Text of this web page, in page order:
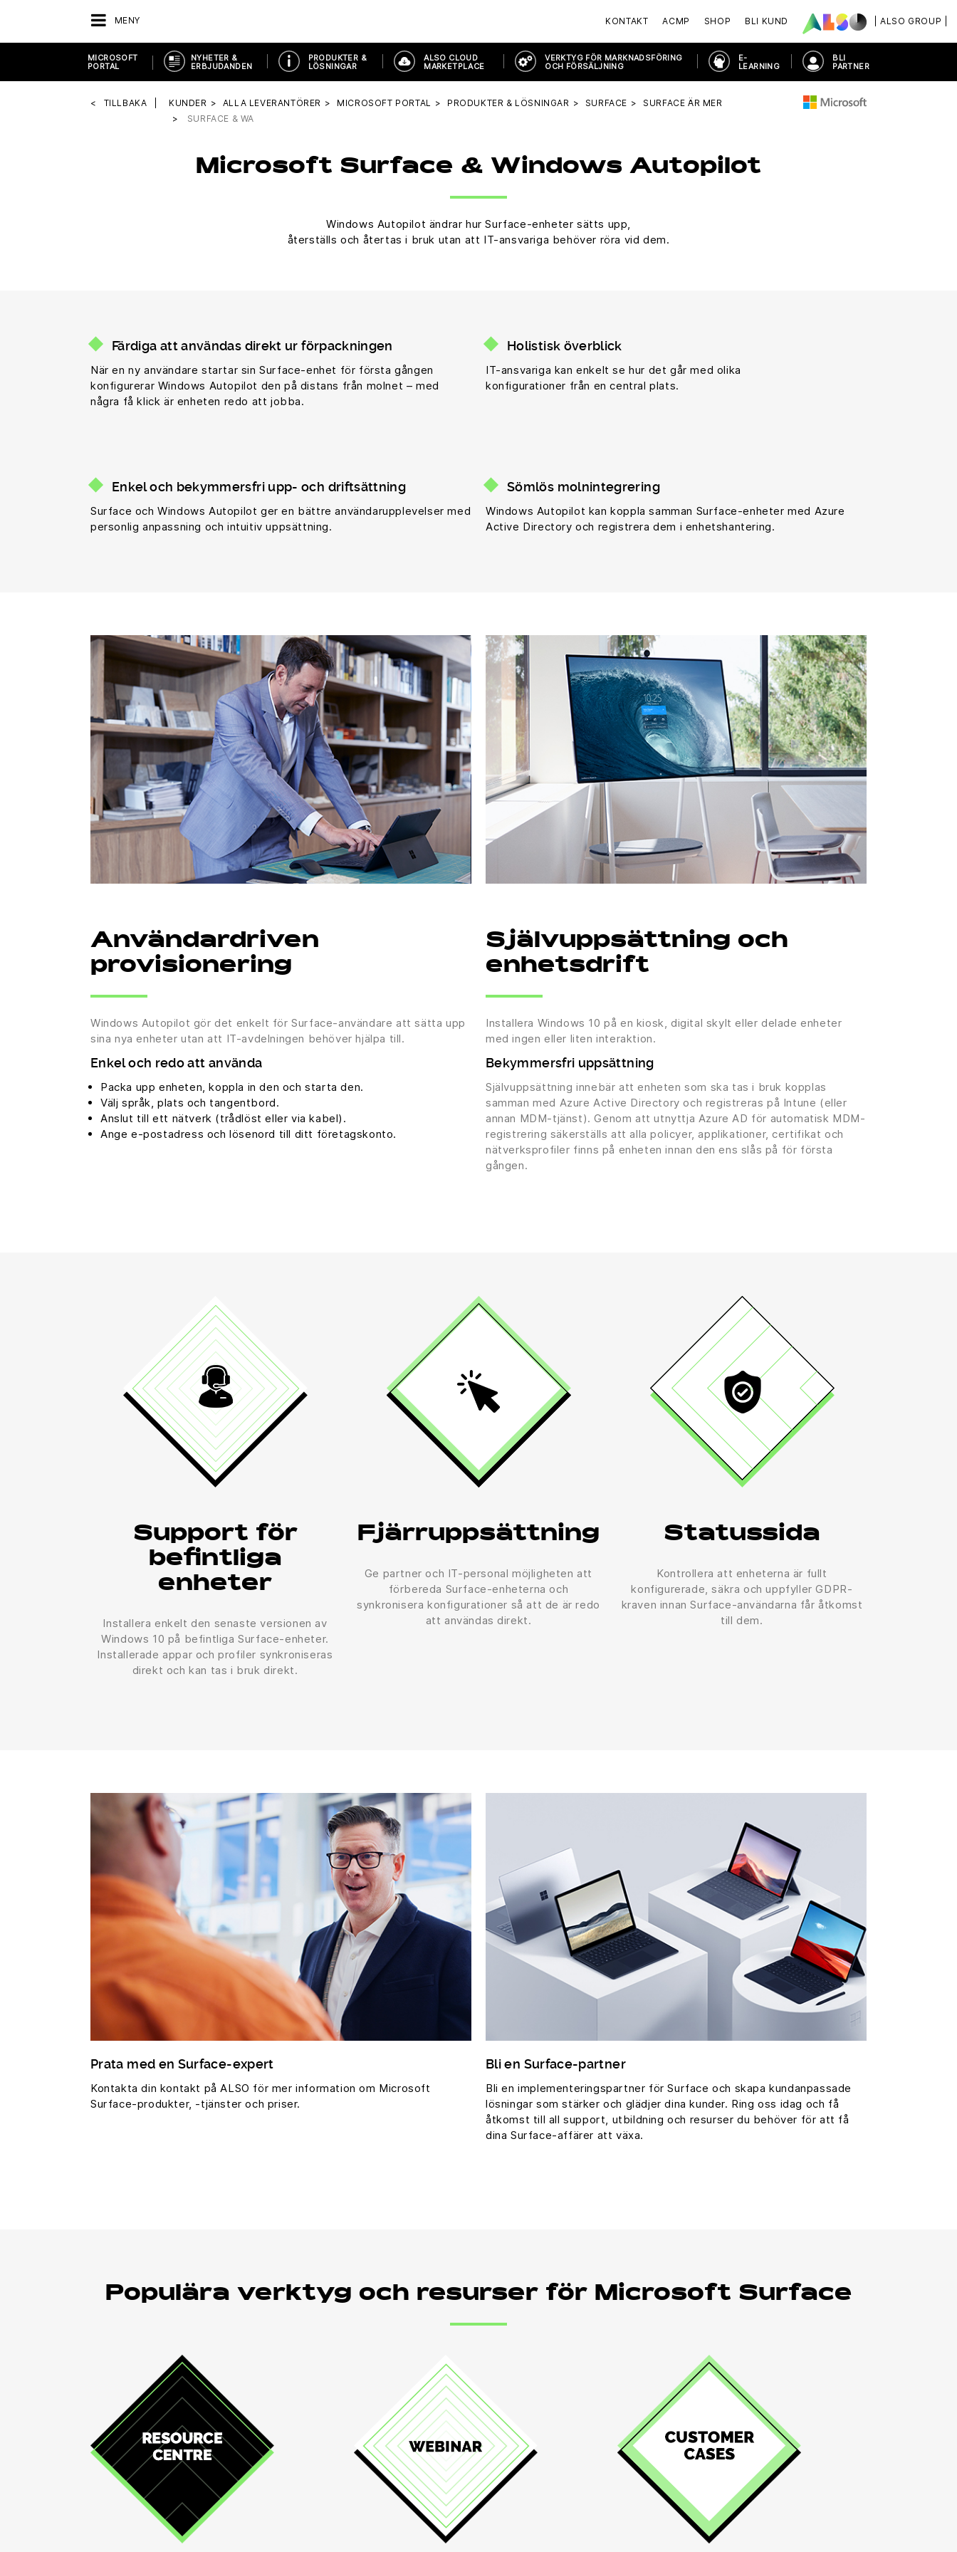
MENY | ALSO GROUP |
KONTAKT ACMP SHOP BLI KUND
MICROSOFT
PORTAL
NYHETER &
ERBJUDANDEN
PRODUKTER &
LÖSNINGAR
ALSO CLOUD
MARKETPLACE
VERKTYG FÖR MARKNADSFÖRING
OCH FÖRSÄLJNING
E-
LEARNING
BLI
PARTNER
TILLBAKA KUNDER ALLA LEVERANTÖRER MICROSOFT PORTAL PRODUKTER & LÖSNINGAR SURFACE
SURFACE ÄR MER
SURFACE & WA
Microsoft Surface & Windows Autopilot
Windows Autopilot ändrar hur Surface-enheter sätts upp,
återställs och återtas i bruk utan att IT-ansvariga behöver röra vid dem.
Färdiga att användas direkt ur förpackningen
När en ny användare startar sin Surface-enhet för första gången
konfigurerar Windows Autopilot den på distans från molnet – med
några få klick är enheten redo att jobba.
Holistisk överblick
IT-ansvariga kan enkelt se hur det går med olika
konfigurationer från en central plats.
Enkel och bekymmersfri upp- och driftsättning
Surface och Windows Autopilot ger en bättre användarupplevelser med
personlig anpassning och intuitiv uppsättning.
Sömlös molnintegrering
Windows Autopilot kan koppla samman Surface-enheter med Azure
Active Directory och registrera dem i enhetshantering.
Användardriven
provisionering
Windows Autopilot gör det enkelt för Surface-användare att sätta upp
sina nya enheter utan att IT-avdelningen behöver hjälpa till.
Enkel och redo att använda
Packa upp enheten, koppla in den och starta den.
Välj språk, plats och tangentbord.
Anslut till ett nätverk (trådlöst eller via kabel).
Ange e-postadress och lösenord till ditt företagskonto.
Självuppsättning och
enhetsdrift
Installera Windows 10 på en kiosk, digital skylt eller delade enheter
med ingen eller liten interaktion.
Bekymmersfri uppsättning
Självuppsättning innebär att enheten som ska tas i bruk kopplas
samman med Azure Active Directory och registreras på Intune (eller
annan MDM-tjänst). Genom att utnyttja Azure AD för automatisk MDM-
registrering säkerställs att alla policyer, applikationer, certifikat och
nätverksprofiler finns på enheten innan den ens slås på för första
gången.
Support för
befintliga
enheter
Installera enkelt den senaste versionen av
Windows 10 på befintliga Surface-enheter.
Installerade appar och profiler synkroniseras
direkt och kan tas i bruk direkt.
Fjärruppsättning
Ge partner och IT-personal möjligheten att
förbereda Surface-enheterna och
synkronisera konfigurationer så att de är redo
att användas direkt.
Statussida
Kontrollera att enheterna är fullt
konfigurerade, säkra och uppfyller GDPR-
kraven innan Surface-användarna får åtkomst
till dem.
Prata med en Surface-expert
Kontakta din kontakt på ALSO för mer information om Microsoft
Surface-produkter, -tjänster och priser.
Bli en Surface-partner
Bli en implementeringspartner för Surface och skapa kundanpassade
lösningar som stärker och glädjer dina kunder. Ring oss idag och få
åtkomst till all support, utbildning och resurser du behöver för att få
dina Surface-affärer att växa.
Populära verktyg och resurser för Microsoft Surface